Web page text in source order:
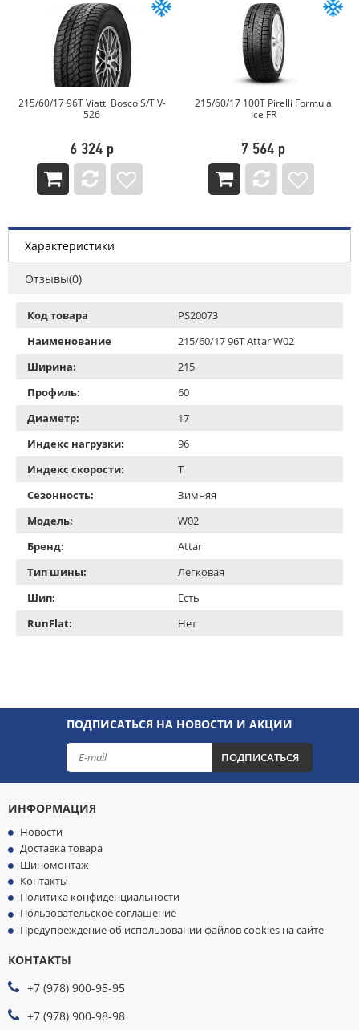
215/60/17 96T Viatti Bosco S/T V-
526
6 324 р
215/60/17 100T Pirelli Formula
Ice FR
7 564 р
Характеристики
Отзывы(0)
Код товара
PS20073
Наименование
215/60/17 96T Attar W02
Ширина:
215
Профиль:
60
Диаметр:
17
Индекс нагрузки:
96
Индекс скорости:
T
Сезонность:
Зимняя
Модель:
W02
Бренд:
Attar
Тип шины:
Легковая
Шип:
Есть
RunFlat:
Нет
ПОДПИСАТЬСЯ НА НОВОСТИ И АКЦИИ
ПОДПИСАТЬСЯ
ИНФОРМАЦИЯ
Новости
Доставка товара
Шиномонтаж
Контакты
Политика конфиденциальности
Пользовательское соглашение
Предупреждение об использовании файлов cookies на сайте
КОНТАКТЫ
+7 (978) 900-95-95
+7 (978) 900-98-98